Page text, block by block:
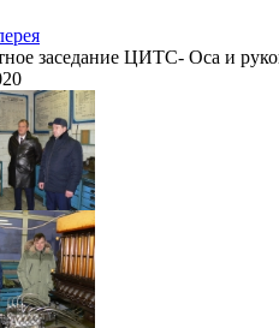
заседание ЦИТС- Оса и